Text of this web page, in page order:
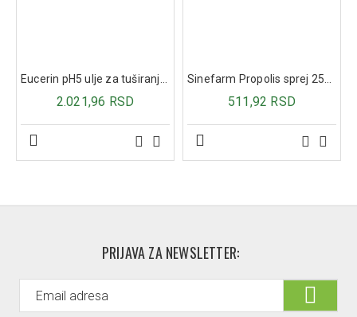
Tinktura ploda konopljike (Vitex agnus-castus L.).
2.021,96 RSD 511,92 RSD
PRIJAVA ZA NEWSLETTER: